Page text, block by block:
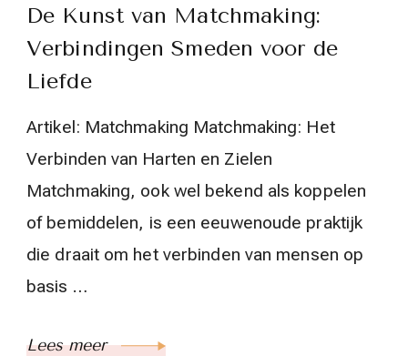
De Kunst van Matchmaking:
Verbindingen Smeden voor de
Liefde
Artikel: Matchmaking Matchmaking: Het
Verbinden van Harten en Zielen
Matchmaking, ook wel bekend als koppelen
of bemiddelen, is een eeuwenoude praktijk
die draait om het verbinden van mensen op
basis …
Lees meer